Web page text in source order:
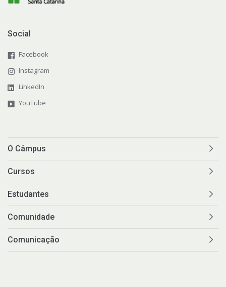
Social
Facebook
Instagram
LinkedIn
YouTube
O Câmpus
Cursos
Estudantes
Comunidade
Comunicação